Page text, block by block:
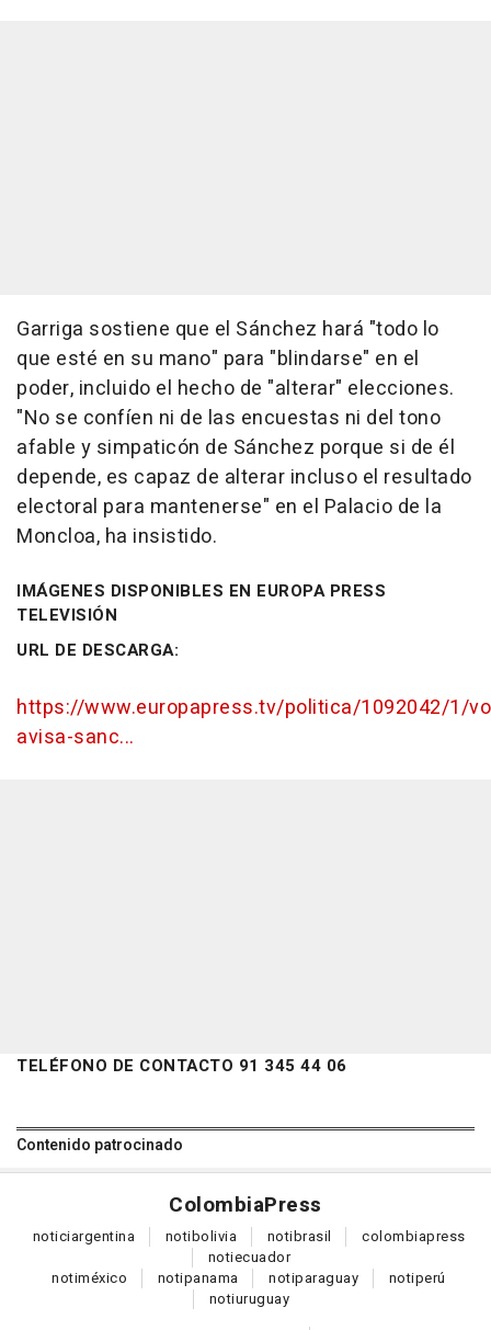
Garriga sostiene que el Sánchez hará "todo lo
que esté en su mano" para "blindarse" en el
poder, incluido el hecho de "alterar" elecciones.
"No se confíen ni de las encuestas ni del tono
afable y simpaticón de Sánchez porque si de él
depende, es capaz de alterar incluso el resultado
electoral para mantenerse" en el Palacio de la
Moncloa, ha insistido.
IMÁGENES DISPONIBLES EN EUROPA PRESS
TELEVISIÓN
URL DE DESCARGA:
https://www.europapress.tv/politica/1092042/1/
avisa-sanc...
TELÉFONO DE CONTACTO 91 345 44 06
Contenido patrocinado
ColombiaPress
noticiargentina notibolivia notibrasil colombiapress
notiecuador
notiméxico notipanama notiparaguay notiperú
notiuruguay